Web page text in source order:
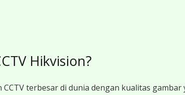
Hikvision?
terbesar di dunia dengan kualitas